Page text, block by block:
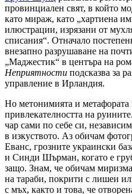
провинциален свят, в който
като мираж, като „хартиена
илюстрации, изрязани от
списания“. Отначало
внезапно разрушаване на
„Маджестик“ в центъра на
Неприятности подсказва за
управление в Ирландия.
Но метонимията и метафората
привлекателността на
чар сами по себе си,
в изкуството. Аз обичам
Еванс, грозните украински
и Синди Шърман, когато е
защо. Знам, че обичам
на тараби, покрити с лишеи
с мъх, както и това, че